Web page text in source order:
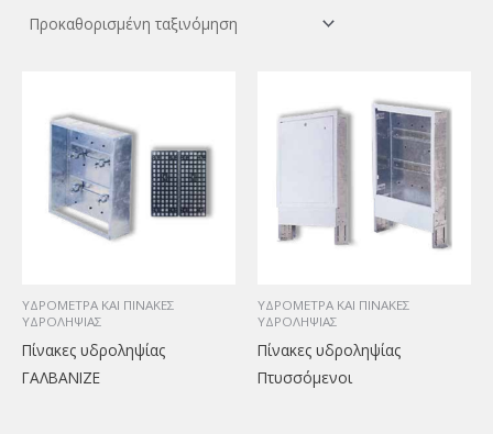
ΥΔΡΟΜΕΤΡΑ ΚΑΙ ΠΙΝΑΚΕΣ
ΥΔΡΟΛΗΨΙΑΣ
Πίνακες υδροληψίας
ΓΑΛΒΑΝΙΖΕ
ΥΔΡΟΜΕΤΡΑ ΚΑΙ ΠΙΝΑΚΕΣ
ΥΔΡΟΛΗΨΙΑΣ
Πίνακες υδροληψίας
Πτυσσόμενοι